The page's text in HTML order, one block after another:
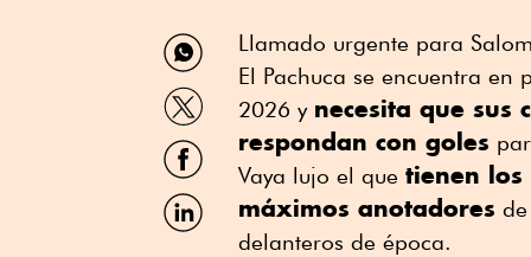
Compartir
por
WhatsApp
Compartir
por
Twitter
Compartir
por
Facebook
Compartir
por
Llamado urgente para
El Pachuca se encuentra
2026 y necesita que sus
respondan con goles
Vaya lujo el que tienen los
máximos anotadores
delanteros de época.